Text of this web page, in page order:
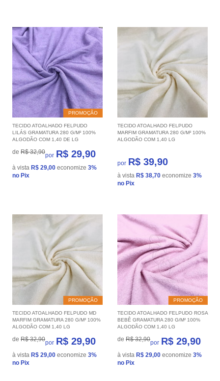
PROMOÇÃO
TECIDO ATOALHADO FELPUDO
LILÁS GRAMATURA 280 G/M² 100%
ALGODÃO COM 1,40 DE LG
de R$ 32,90por R$ 29,90
à vista R$ 29,00 economize 3%
no Pix
TECIDO ATOALHADO FELPUDO
MARFIM GRAMATURA 280 G/M² 100%
ALGODÃO COM 1,40 LG
por R$ 39,90
à vista R$ 38,70 economize 3%
no Pix
PROMOÇÃO
TECIDO ATOALHADO FELPUDO MD
MARFIM GRAMATURA 280 G/M² 100%
ALGODÃO COM 1,40 LG
de R$ 32,90por R$ 29,90
à vista R$ 29,00 economize 3%
no Pix
PROMOÇÃO
TECIDO ATOALHADO FELPUDO ROSA
BEBÊ GRAMATURA 280 G/M² 100%
ALGODÃO COM 1,40 LG
de R$ 32,90por R$ 29,90
à vista R$ 29,00 economize 3%
no Pix